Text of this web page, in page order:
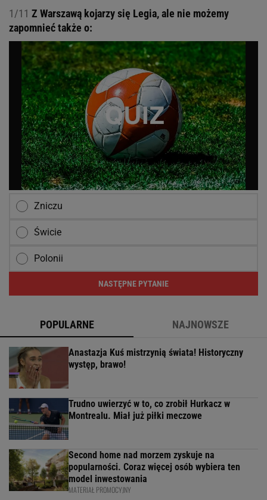
1/11 Z Warszawą kojarzy się Legia, ale nie możemy
zapomnieć także o:
Zniczu
Świcie
Polonii
NASTĘPNE PYTANIE
POPULARNE NAJNOWSZE
Anastazja Kuś mistrzynią świata! Historyczny
występ, brawo!
Trudno uwierzyć w to, co zrobił Hurkacz w
Montrealu. Miał już piłki meczowe
Second home nad morzem zyskuje na
popularności. Coraz więcej osób wybiera ten
model inwestowania
MATERIAŁ PROMOCYJNY